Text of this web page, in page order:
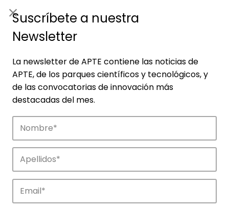
Empresas
Descubre las empresas que impulsan la
innovación en los parques de APTE.
Suscríbete a nuestra
Newsletter
La newsletter de APTE contiene las noticias de
APTE, de los parques científicos y tecnológicos, y
de las convocatorias de innovación más
destacadas del mes.